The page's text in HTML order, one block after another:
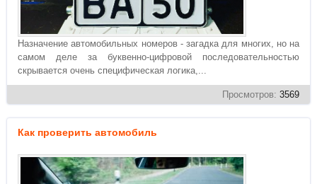
Назначение автомобильных номеров - загадка для многих, но на
самом деле за буквенно-цифровой последовательностью
скрывается очень специфическая логика,...
Просмотров: 3569
Как проверить автомобиль